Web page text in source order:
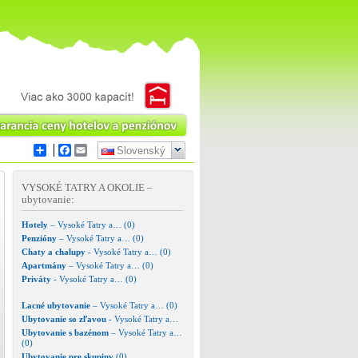
ShareFacebook
Email
VYSOKÉ TATRY A OKOLIE–
ubytovanie:
Hotely– Vysoké Tatry a… (0)
Penzióny– Vysoké Tatry a… (0)
Chaty a chalupy- Vysoké Tatry a… (0)
Apartmány– Vysoké Tatry a… (0)
Priváty- Vysoké Tatry a… (0)
Lacné ubytovanie– Vysoké Tatry a… (0)
Ubytovanie so zľavou- Vysoké Tatry a…
Ubytovanie s bazénom– Vysoké Tatry a…
(0)